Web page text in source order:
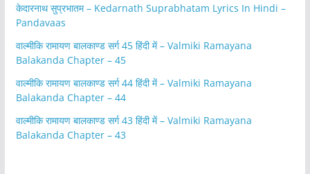
केदारनाथ सुप्रभातम – Kedarnath Suprabhatam Lyrics In Hindi –
Pandavaas
वाल्मीकि रामायण बालकाण्ड सर्ग 45 हिंदी में – Valmiki Ramayana
Balakanda Chapter – 45
वाल्मीकि रामायण बालकाण्ड सर्ग 44 हिंदी में – Valmiki Ramayana
Balakanda Chapter – 44
वाल्मीकि रामायण बालकाण्ड सर्ग 43 हिंदी में – Valmiki Ramayana
Balakanda Chapter – 43